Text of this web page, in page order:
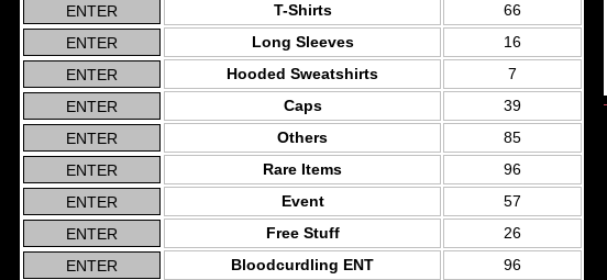
T-Shirts
66
Long Sleeves
16
Hooded Sweatshirts
7
Caps
39
Others
85
Rare Items
96
Event
57
Free Stuff
26
Bloodcurdling ENT
96